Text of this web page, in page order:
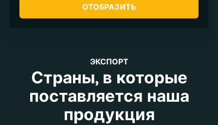
ОТОБРАЗИТЬ
ЭКСПОРТ
Страны, в которые
поставляется наша
продукция